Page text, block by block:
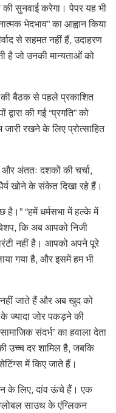
की सुनवाई करेगा। पेपर यह भी
भेदभाव” का आह्वान किया
से सहमत नहीं हैं, उदाहरण
है जो उनकी मान्यताओं को
बैठक से पहले प्रकाशित
की गई “प्रगति” को
रखने के लिए प्रोत्साहित
अंततः दशकों की चर्चा,
खोने के संकेत दिखा रहे हैं।
है।” “हमें धर्मसभा में हल्के में
कि अब आपको निजी
नहीं है। आपको अपने पूरे
गया है, और इसमें हम भी
जाते हैं और अब खुद को
ज्यादा जोर पकड़ने की
संदर्भ” का हवाला देता
उच्च दर शामिल है, जबकि
में किए जाते हैं।
के लिए, दांव ऊंचे हैं। एक
साउथ के एंग्लिकन